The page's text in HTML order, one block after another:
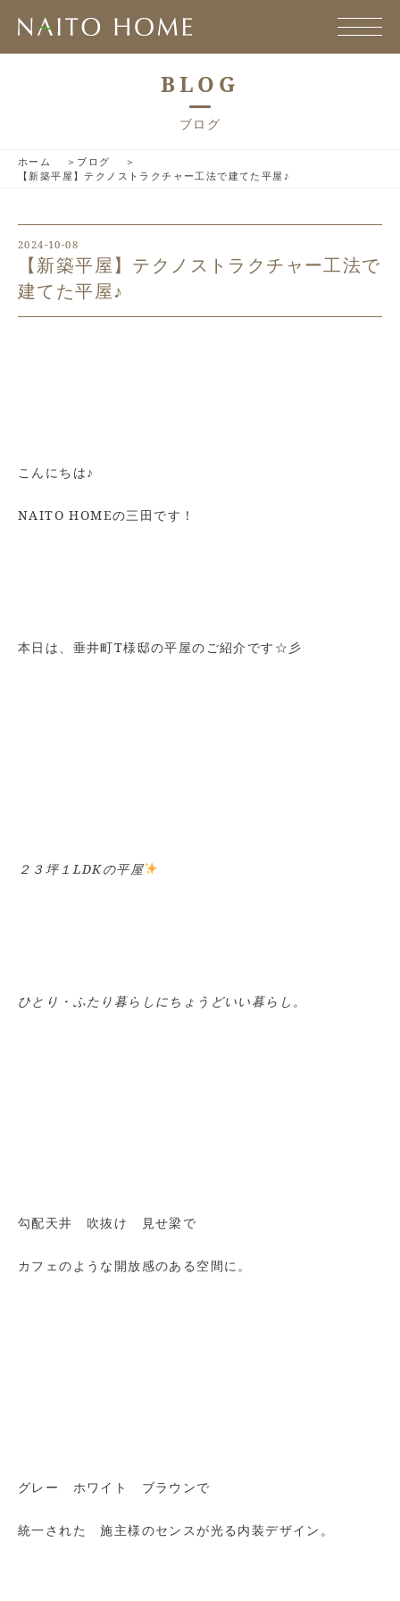
BLOG
ブログ
ホーム
ブログ
【新築平屋】テクノストラクチャー工法で建てた平屋♪
2024-10-08
【新築平屋】テクノストラクチャー工法で
建てた平屋♪
こんにちは♪
NAITO HOMEの三田です！
本日は、垂井町T様邸の平屋のご紹介です☆彡
２３坪１LDKの平屋
ひとり・ふたり暮らしにちょうどいい暮らし。
勾配天井 吹抜け 見せ梁で
カフェのような開放感のある空間に。
グレー ホワイト ブラウンで
統一された 施主様のセンスが光る内装デザイン。